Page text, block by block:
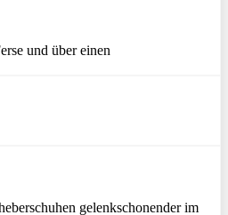
und über einen
gelenkschonender im